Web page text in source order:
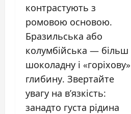
контрастують з
ромовою основою.
Бразильська або
колумбійська — більш
шоколадну і «горіхову»
глибину. Звертайте
увагу на в’язкість:
занадто густа рідина